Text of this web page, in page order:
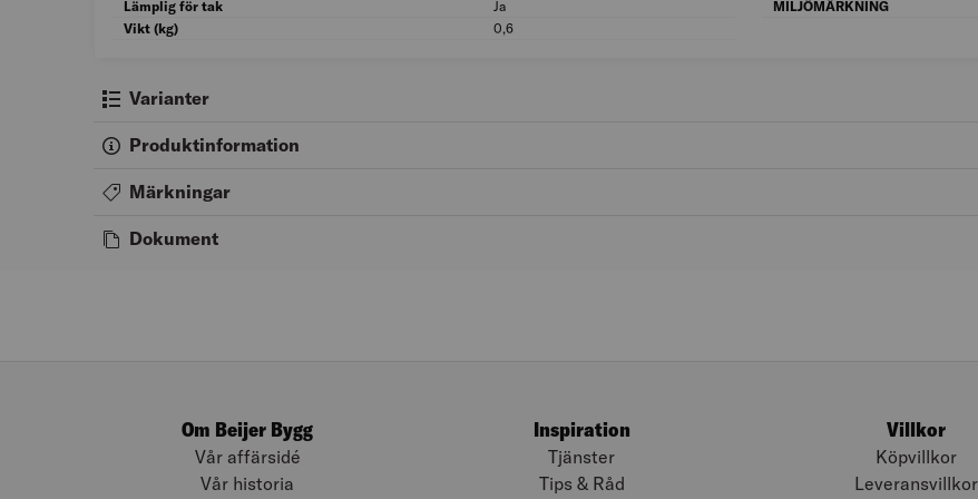
Lämplig för tak
Ja
Lämplig för tak: Ja
Vikt (kg)
0,6
MILJÖMÄRKNING
Varianter
Produktinformation
Märkningar
Dokument
Om Beijer Bygg
Vår affärsidé
Vår historia
Inspiration
Tjänster
Tips & Råd
Villkor
Köpvillkor
Leveransvillkor